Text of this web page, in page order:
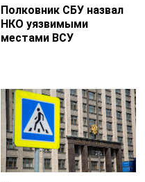
Полковник СБУ назвал
НКО уязвимыми
местами ВСУ